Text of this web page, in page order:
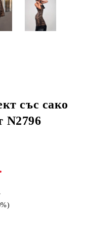
със сако
N2796